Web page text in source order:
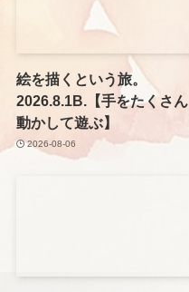
絵を描くという旅。
2026.8.1B.【手をたくさん
動かして遊ぶ】
2026-08-06